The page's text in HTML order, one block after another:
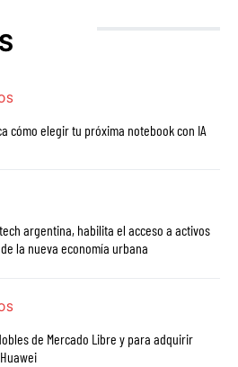
cómo elegir tu próxima notebook con IA
habilita el acceso a activos
la nueva economía urbana
de Mercado Libre y para adquirir